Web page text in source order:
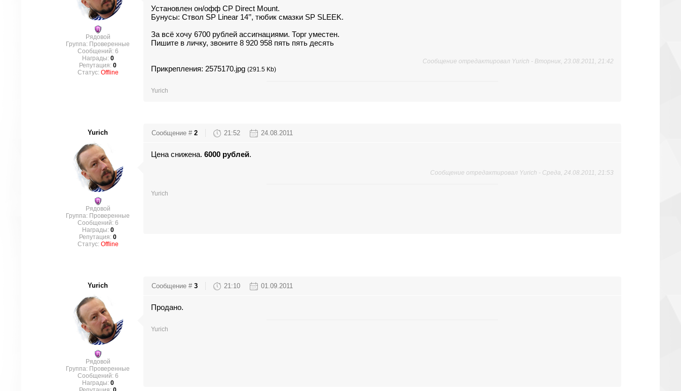
Рядовой
Группа: Проверенные
Сообщений: 6
Награды: 0
Репутация: 0
Статус: Offline
Установлен он/офф CP Direct Mount.
Бунусы: Ствол SP Linear 14’’, тюбик смазки SP SLEEK.
За всё хочу 6700 рублей ассигнациями. Торг уместен.
Пишите в личку, звоните 8 920 958 пять пять десять
Сообщение отредактировал Yurich - Вторник, 23.08.2011, 21:42
Прикрепления: 2575170.jpg (291.5 Kb)
Yurich
Yurich
Рядовой
Группа: Проверенные
Сообщений: 6
Награды: 0
Репутация: 0
Статус: Offline
Сообщение # 2 21:52 24.08.2011
Цена снижена. 6000 рублей.
Сообщение отредактировал Yurich - Среда, 24.08.2011, 21:53
Yurich
Yurich
Рядовой
Группа: Проверенные
Сообщений: 6
Награды: 0
Сообщение # 3 21:10 01.09.2011
Продано.
Yurich